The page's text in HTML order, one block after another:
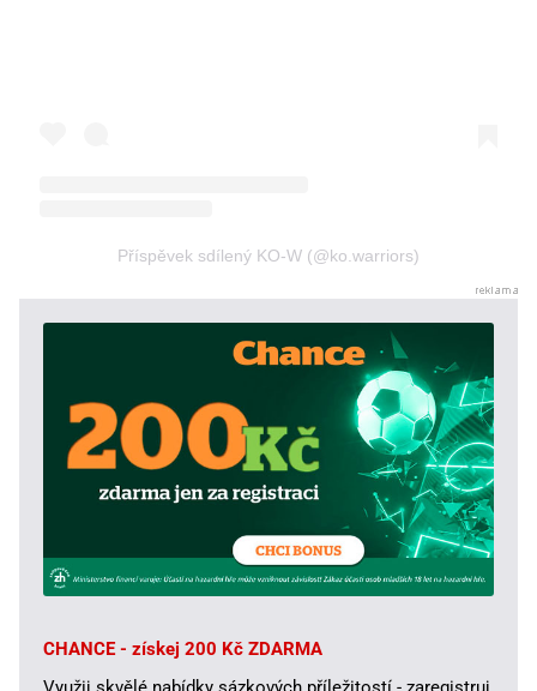
Příspěvek sdílený KO-W (@ko.warriors)
CHANCE - získej 200 Kč ZDARMA